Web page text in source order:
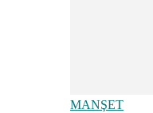
MANŞET